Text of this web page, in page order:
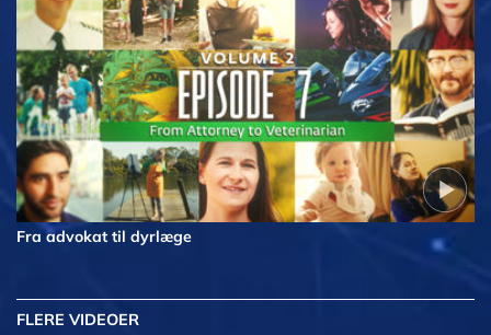
Fra advokat til dyrlæge
FLERE VIDEOER